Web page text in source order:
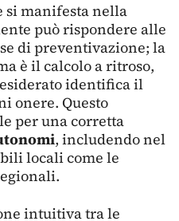
si manifesta nella
può rispondere alle
di preventivazione; la
è il calcolo a ritroso,
identifica il
onere. Questo
per una corretta
, includendo nel
locali come le
intuitiva tra le